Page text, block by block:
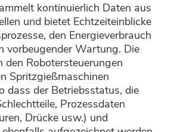
kontinuierlich Daten aus
und bietet Echtzeiteinblicke
den Energieverbrauch
vorbeugender Wartung. Die
den Robotersteuerungen
Spritzgießmaschinen
dass der Betriebsstatus, die
Prozessdaten
Drücke usw.) und